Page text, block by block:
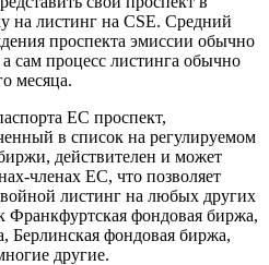
на листинг на CSE. Средний
проспекта эмиссии обычно
сам процесс листинга обычно
месяца.
ЕС проспект,
в список на регулируемом
действителен и может
членах ЕС, что позволяет
листинг на любых других
Франкфуртская фондовая биржа,
Берлинская фондовая биржа,
другие.